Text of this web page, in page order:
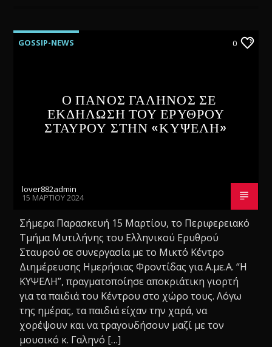
GOSSIP-NEWS 0
Ο ΠΑΝΟΣ ΓΑΛΗΝΟΣ ΣΕ
ΕΚΔΗΛΩΣΗ ΤΟΥ ΕΡΥΘΡΟΥ
ΣΤΑΥΡΟΥ ΣΤΗΝ «ΚΥΨΕΛΗ»
lover882admin
15 ΜΑΡΤΊΟΥ 2024
Σήμερα Παρασκευή 15 Μαρτίου, το Περιφερειακό
Τμήμα Μυτιλήνης του Ελληνικού Ερυθρού
Σταυρού σε συνεργασία με το Μικτό Κέντρο
Διημέρευσης Ημερήσιας Φροντίδας για Α.με.Α. “Η
ΚΥΨΕΛΗ”, πραγματοποίησε αποκριάτικη γιορτή
για τα παιδιά του Κέντρου στο χώρο τους. Λόγω
της ημέρας, τα παιδιά είχαν την χαρά, να
χορέψουν και να τραγουδήσουν μαζί με τον
μουσικό κ. Γαληνό […]